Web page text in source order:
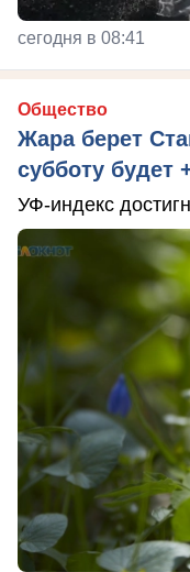
сегодня в 08:41
Общество
Жара берет
субботу будет
УФ-индекс